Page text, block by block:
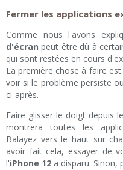
Fermer les applications
Comme nous l'avons
d'écran peut être dû à
qui sont restées en cours
La première chose à faire
voir si le problème persiste
ci-après.
Faire glisser le doigt depuis
montrera toutes les
Balayez vers le haut sur
avoir fait cela, essayer de
l'iPhone 12 a disparu. Sinon,